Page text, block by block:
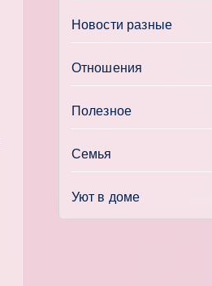
Новости разные
Отношения
Полезное
Семья
Уют в доме